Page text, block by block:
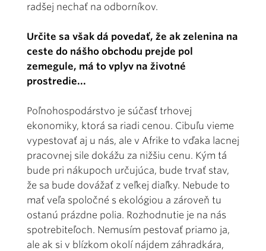
radšej nechať na odborníkov.
Určite sa však dá povedať, že ak zelenina na
ceste do nášho obchodu prejde pol
zemegule, má to vplyv na životné
prostredie...
Poľnohospodárstvo je súčasť trhovej
ekonomiky, ktorá sa riadi cenou. Cibuľu vieme
vypestovať aj u nás, ale v Afrike to vďaka lacnej
pracovnej sile dokážu za nižšiu cenu. Kým tá
bude pri nákupoch určujúca, bude trvať stav,
že sa bude dovážať z veľkej diaľky. Nebude to
mať veľa spoločné s ekológiou a zároveň tu
ostanú prázdne polia. Rozhodnutie je na nás
spotrebiteľoch. Nemusím pestovať priamo ja,
ale ak si v blízkom okolí nájdem záhradkára,